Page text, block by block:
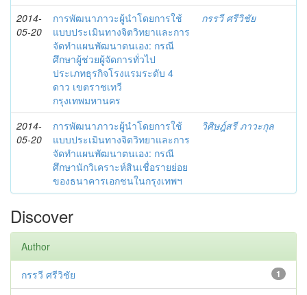
2014-
05-20
การพัฒนาภาวะผู้นำโดยการใช้
แบบประเมินทางจิตวิทยาและการ
จัดทำแผนพัฒนาตนเอง: กรณี
ศึกษาผู้ช่วยผู้จัดการทั่วไป
ประเภทธุรกิจโรงแรมระดับ 4
ดาว เขตราชเทวี
กรุงเทพมหานคร
กรรวี ศรีวิชัย
2014-
05-20
การพัฒนาภาวะผู้นำโดยการใช้
แบบประเมินทางจิตวิทยาและการ
จัดทำแผนพัฒนาตนเอง: กรณี
ศึกษานักวิเคราะห์สินเชื่อรายย่อย
ของธนาคารเอกชนในกรุงเทพฯ
วิศิษฎ์สรี ภาวะกุล
Discover
Author
1
กรรวี ศรีวิชัย